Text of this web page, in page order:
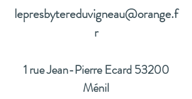
lepresbytereduvigneau@orange.f
r
1 rue Jean-Pierre Ecard 53200
Ménil